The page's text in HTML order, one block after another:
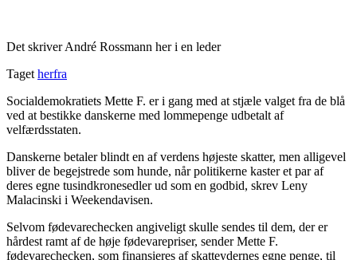
Det skriver André Rossmann her i en leder
Taget herfra
Socialdemokratiets Mette F. er i gang med at stjæle valget fra de blå
ved at bestikke danskerne med lommepenge udbetalt af
velfærdsstaten.
Danskerne betaler blindt en af verdens højeste skatter, men alligevel
bliver de begejstrede som hunde, når politikerne kaster et par af
deres egne tusindkronesedler ud som en godbid, skrev Leny
Malacinski i Weekendavisen.
Selvom fødevarechecken angiveligt skulle sendes til dem, der er
hårdest ramt af de høje fødevarepriser, sender Mette F.
fødevarechecken, som finansieres af skatteydernes egne penge, til